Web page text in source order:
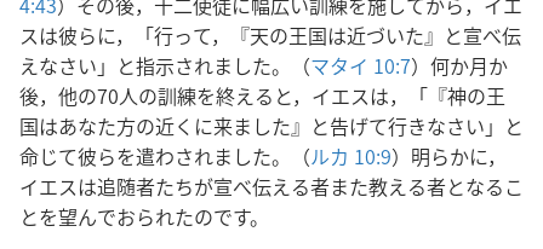
スは彼らに，「行って，『天の王国は近づいた』と宣べ伝
えなさい」と指示されました。（マタイ 10:7）何か月か
後，他の70人の訓練を終えると，イエスは，「『神の王
国はあなた方の近くに来ました』と告げて行きなさい」と
命じて彼らを遣わされました。（ルカ 10:9）明らかに，
イエスは追随者たちが宣べ伝える者また教える者となるこ
とを望んでおられたのです。